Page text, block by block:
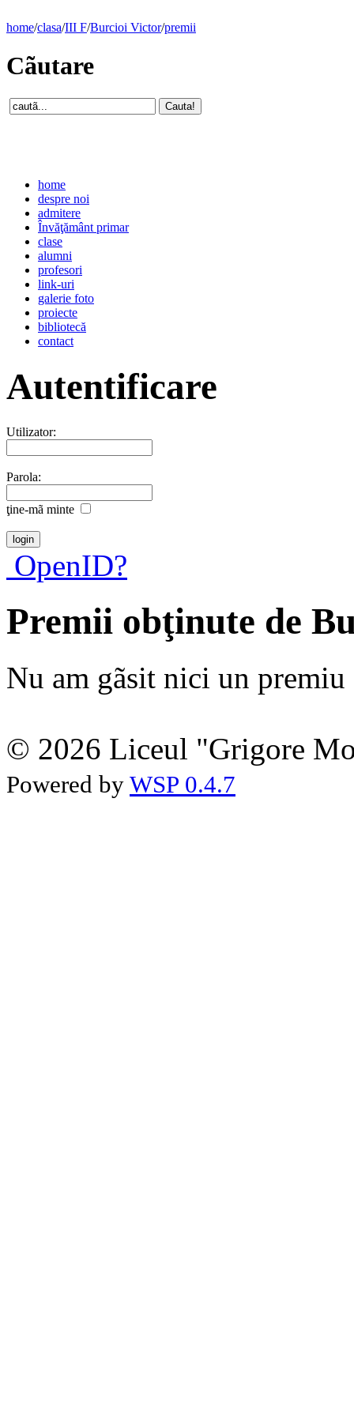
home/clasa/III F/Burcioi Victor/premii
Cãutare
home
despre noi
admitere
Învăţământ primar
clase
alumni
profesori
link-uri
galerie foto
proiecte
bibliotecă
contact
Autentificare
Utilizator:
Parola:
ţine-mã minte
OpenID?
Premii obţinute de
Nu am gãsit nici un premiu
© 2026 Liceul "Grigore
Powered by WSP 0.4.7